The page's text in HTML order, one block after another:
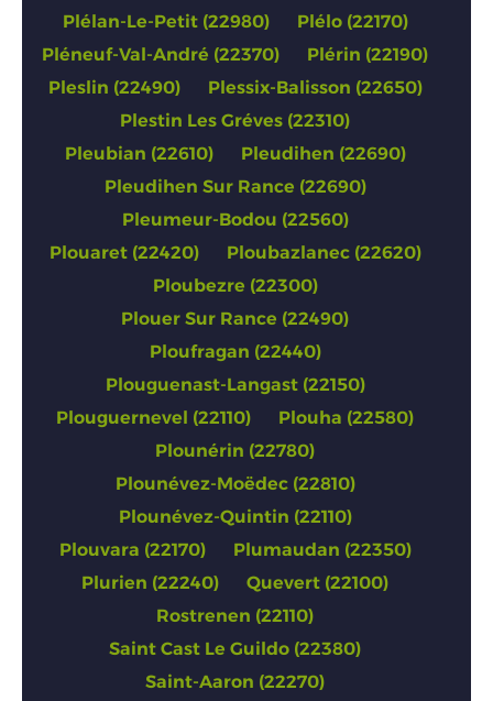
Plélan-Le-Petit (22980)
Plélo (22170)
Pléneuf-Val-André (22370)
Plérin (22190)
Pleslin (22490)
Plessix-Balisson (22650)
Plestin Les Gréves (22310)
Pleubian (22610)
Pleudihen (22690)
Pleudihen Sur Rance (22690)
Pleumeur-Bodou (22560)
Plouaret (22420)
Ploubazlanec (22620)
Ploubezre (22300)
Plouer Sur Rance (22490)
Ploufragan (22440)
Plouguenast-Langast (22150)
Plouguernevel (22110)
Plouha (22580)
Plounérin (22780)
Plounévez-Moëdec (22810)
Plounévez-Quintin (22110)
Plouvara (22170)
Plumaudan (22350)
Plurien (22240)
Quevert (22100)
Rostrenen (22110)
Saint Cast Le Guildo (22380)
Saint-Aaron (22270)